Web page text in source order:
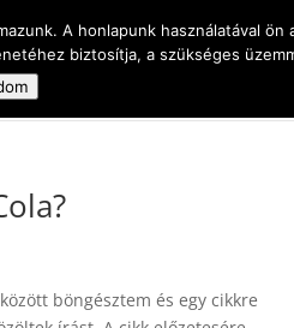
vak is ember
böngésztem és egy cikkre
A honlapunk használatával
biztosítja, a szükséges